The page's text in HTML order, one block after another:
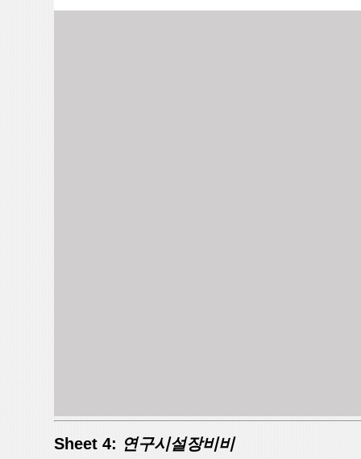
Sheet 4: 연구시설장비비